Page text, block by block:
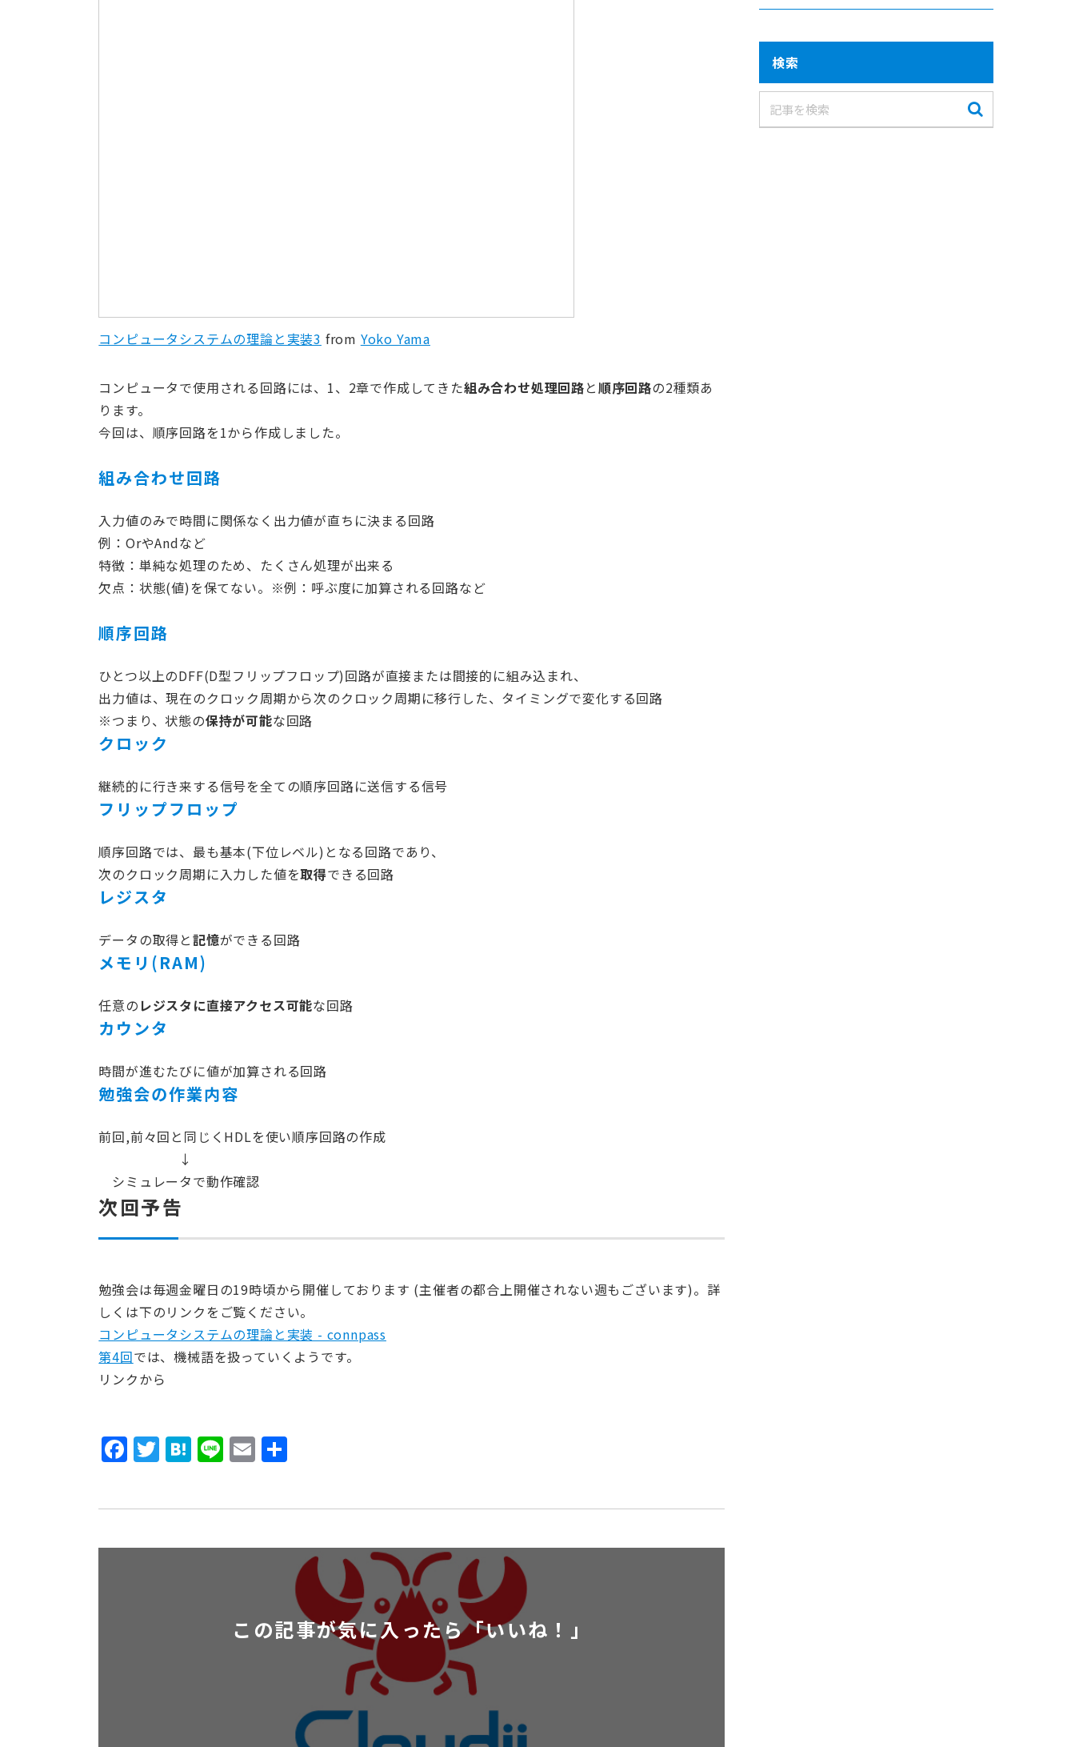
コンピュータシステムの理論と実装3 from Yoko Yama
コンピュータで使用される回路には、1、2章で作成してきた組み合わせ処理回路と順序回路の2種類あ
ります。
今回は、順序回路を1から作成しました。
組み合わせ回路
入力値のみで時間に関係なく出力値が直ちに決まる回路
例：OrやAndなど
特徴：単純な処理のため、たくさん処理が出来る
欠点：状態(値)を保てない。※例：呼ぶ度に加算される回路など
順序回路
ひとつ以上のDFF(D型フリップフロップ)回路が直接または間接的に組み込まれ、
出力値は、現在のクロック周期から次のクロック周期に移行した、タイミングで変化する回路
※つまり、状態の保持が可能な回路
クロック
継続的に行き来する信号を全ての順序回路に送信する信号
フリップフロップ
順序回路では、最も基本(下位レベル)となる回路であり、
次のクロック周期に入力した値を取得できる回路
レジスタ
データの取得と記憶ができる回路
メモリ(RAM)
任意の レジスタに直接アクセス可能な回路
カウンタ
時間が進むたびに値が加算される回路
勉強会の作業内容
前回,前々回と同じくHDLを使い順序回路の作成
↓
シミュレータで動作確認
次回予告
勉強会は毎週金曜日の19時頃から開催しております (主催者の都合上開催されない週もございます)。詳
しくは下のリンクをご覧ください。
コンピュータシステムの理論と実装 - connpass
第4回では、機械語を扱っていくようです。
リンクから
Facebook
Twitter
Hatena
LineEmail
この記事が気に入ったら「いいね！」
検索